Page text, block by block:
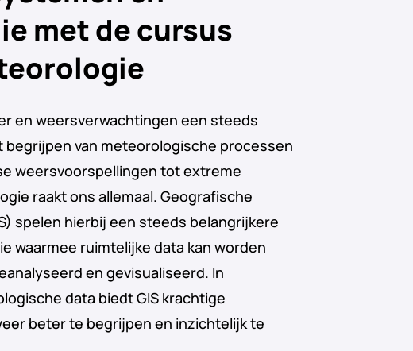
met de cursus
en weersverwachtingen een steeds
van meteorologische processen
weersvoorspellingen tot extreme
raakt ons allemaal. Geografische
spelen hierbij een steeds belangrijkere
waarmee ruimtelijke data kan worden
en gevisualiseerd. In
data biedt GIS krachtige
beter te begrijpen en inzichtelijk te